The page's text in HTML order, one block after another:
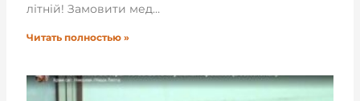
літній! Замовити мед…
Читать полностью »